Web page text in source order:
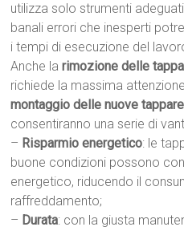
utilizza solo strumenti
banali errori che inesperti
i tempi di esecuzione del
Anche larimozione delle
richiede la massima
montaggio delle nuove
consentiranno una serie di
– Risparmio energetico: le
buone condizioni possono
energetico, riducendo il
raffreddamento;
– Durata: con la giusta